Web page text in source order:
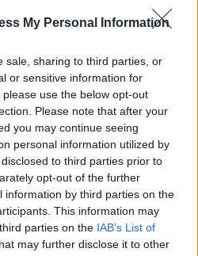
My Personal Information
sale, sharing to third parties, or
or sensitive information for
use the below opt-out
Please note that after your
you may continue seeing
personal information utilized by
to third parties prior to
opt-out of the further
information by third parties on the
This information may
parties on the IAB’s List of
may further disclose it to other